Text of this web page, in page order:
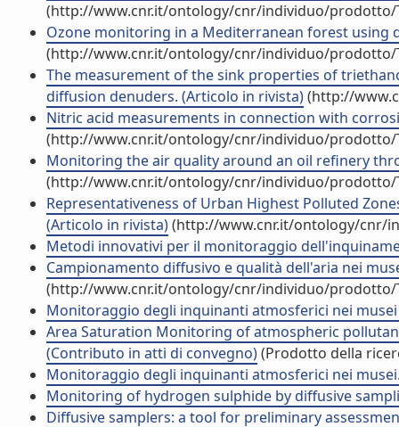
(http://www.cnr.it/ontology/cnr/individuo/prodotto/
Ozone monitoring in a Mediterranean forest using
(http://www.cnr.it/ontology/cnr/individuo/prodotto/
The measurement of the sink properties of
diffusion denuders. (Articolo in rivista)(http://
Nitric acid measurements in connection with
(http://www.cnr.it/ontology/cnr/individuo/prodotto/
Monitoring the air quality around an oil refinery
(http://www.cnr.it/ontology/cnr/individuo/prodotto/
Representativeness of Urban Highest Polluted
(Articolo in rivista)(http://www.cnr.it/ontology/cnr/
Metodi innovativi per il monitoraggio
Campionamento diffusivo e qualità dell'aria nei
(http://www.cnr.it/ontology/cnr/individuo/prodotto/
Monitoraggio degli inquinanti atmosferici nei
Area Saturation Monitoring of atmospheric
(Contributo in atti di convegno)(Prodotto della
Monitoraggio degli inquinanti atmosferici nei
Monitoring of hydrogen sulphide by diffusive
Diffusive samplers: a tool for preliminary